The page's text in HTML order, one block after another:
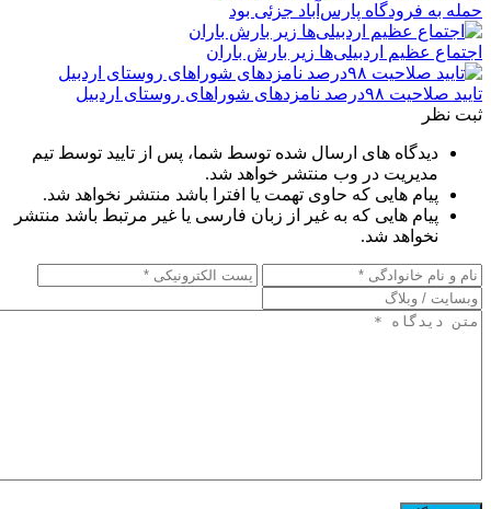
حمله به فرودگاه پارس‌‌آباد جزئی بود
اجتماع عظیم اردبیلی‌ها زیر بارش باران
تایید صلاحیت ۹۸درصد نامزدهای شوراهای روستای اردبیل
ثبت نظر
دیدگاه های ارسال شده توسط شما، پس از تایید توسط تیم
مدیریت در وب منتشر خواهد شد.
پیام هایی که حاوی تهمت یا افترا باشد منتشر نخواهد شد.
پیام هایی که به غیر از زبان فارسی یا غیر مرتبط باشد منتشر
نخواهد شد.